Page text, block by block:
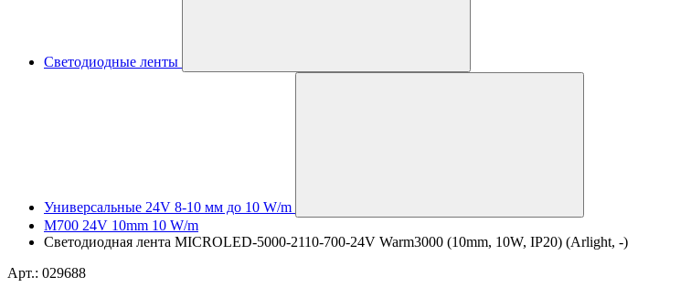
Светодиодные ленты
Универсальные 24V 8-10 мм до 10 W/m
M700 24V 10mm 10 W/m
Светодиодная лента MICROLED-5000-2110-700-24V Warm3000 (10mm, 10W, IP20) (Arlight, -)
Арт.: 029688